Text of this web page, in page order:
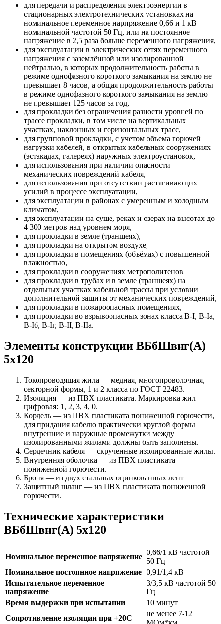
для передачи и распределения электроэнергии в
стационарных электротехнических установках на
номинальное переменное нарпряжение 0,66 и 1 кВ
номинальной частотой 50 Гц, или на постоянное
напряжение в 2,5 раза больше переменного напряжения,
для эксплуатации в электрических сетях переменного
напряжения с заземлённой или изолированной
нейтралью, в которых продолжительность работы в
режиме однофазного короткого замыкания на землю не
превышает 8 часов, а общая продолжительность работы
в режиме однофазного короткого замыкания на землю
не превышает 125 часов за год,
для прокладки без ограничения разности уровней по
трассе прокладки, в том числе на вертикальных
участках, наклонных и горизонтальных трасс,
для групповой прокладки, с учетом объема горючей
нагрузки кабелей, в открытых кабельных сооружениях
(эстакадах, галереях) наружных электроустановок,
для использования при наличии опасности
механических повреждений кабеля,
для использования при отсутствии растягивающих
усилий в процессе эксплуатации,
для эксплуатации в районах с умеренным и холодным
климатом,
для эксплуатации на суше, реках и озерах на высотах до
4 300 метров над уровнем моря,
для прокладки в земле (траншеях),
для прокладки на открытом воздухе,
для прокладки в помещениях (объёмах) с повышенной
влажностью,
для прокладки в сооружениях метрополитенов,
для прокладки в трубах и в земле (траншеях) на
отдельных участках кабельной трассы при условии
дополнительной защиты от механических повреждений,
для прокладки в пожароопасных помещениях,
для прокладки во взрывоопасных зонах класса B-I, B-Iа,
B-Iб, B-Iг, В-II, В-IIа.
Элементы конструкции ВБбШвнг(А)
5х120
Токопроводящая жила — медная, многопроволочная,
секторной формы, 1 и 2 класса по ГОСТ 22483.
Изоляция — из ПВХ пластиката. Маркировка жил
цифровая: 1, 2, 3, 4, 0.
Кордель — из ПВХ пластиката пониженной горючести,
для придания кабелю практически круглой формы
внутренние и наружные промежутки между
изолированными жилами должны быть заполнены.
Сердечник кабеля — скрученные изолированные жилы.
Внутренняя оболочка — из ПВХ пластиката
пониженной горючести.
Броня — из двух стальных оцинкованных лент.
Защитный шланг — из ПВХ пластиката пониженной
горючести.
Технические характеристики
ВБбШвнг(А) 5х120
Номинальное переменное напряжение
0,66/1 кВ частотой
50 Гц
Номинальное постоянное напряжение 0,91/1,4 кВ
Испытательное переменное
напряжение
3/3,5 кВ частотой 50
Гц
Время выдержки при испытании
10 минут
Сопротивление изоляции при +20С
не менее 7-12
МОм*км